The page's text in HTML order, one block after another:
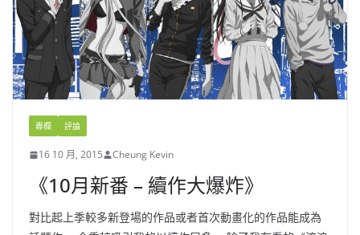
專欄 評論
16 10 月, 2015 Cheung Kevin
《10月新番 – 續作大爆炸》
對比起上季較多新登場的作品或者首次動畫化的作品能成為